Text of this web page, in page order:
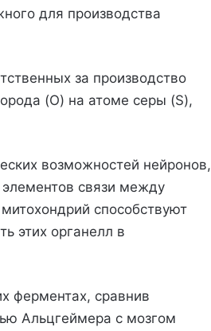
для производства
за производство
(O) на атоме серы (S),
возможностей нейронов,
связи между
способствуют
этих органелл в
ферментах, сравнив
Альцгеймера с мозгом